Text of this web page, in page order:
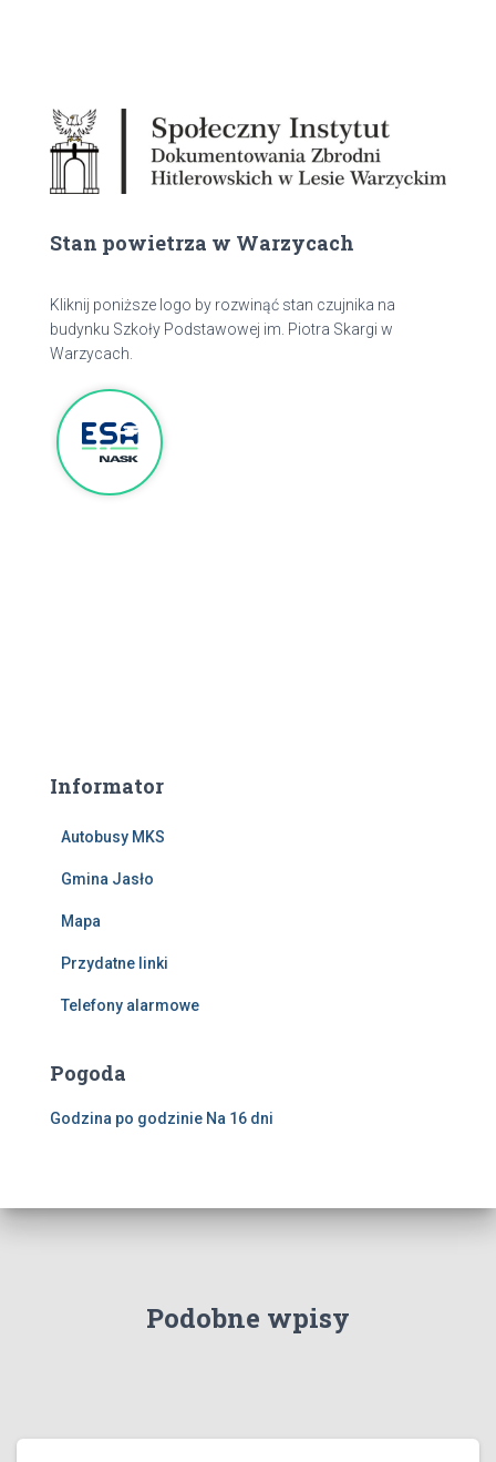
Stan powietrza w Warzycach
Kliknij poniższe logo by rozwinąć stan czujnika na
budynku Szkoły Podstawowej im. Piotra Skargi w
Warzycach.
Informator
Autobusy MKS
Gmina Jasło
Mapa
Przydatne linki
Telefony alarmowe
Pogoda
Godzina po godzinie Na 16 dni
Podobne wpisy